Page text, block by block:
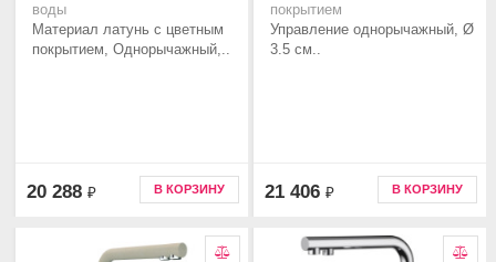
воды
Материал латунь с цветным
покрытием, Однорычажный,..
20 288 ₽ В КОРЗИНУ
покрытием
Управление однорычажный, Ø
3.5 см..
21 406 ₽ В КОРЗИНУ